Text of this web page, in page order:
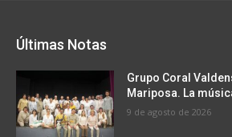
Últimas Notas
Grupo Coral
Mariposa. La
9 de agosto de 2026